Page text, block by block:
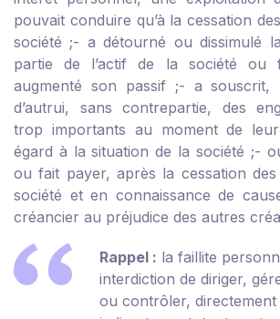
pouvait conduire qu’à la cessation
société ;- a détourné ou dissimulé
partie de l’actif de la société ou
augmenté son passif ;- a souscrit,
d’autrui, sans contrepartie, des
trop importants au moment de
égard à la situation de la société ;-
ou fait payer, après la cessation
société et en connaissance de
créancier au préjudice des autres
Rappel : la faillite
interdiction de diriger,
ou contrôler, directement